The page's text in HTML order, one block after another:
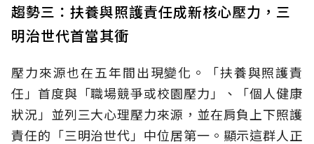
趨勢三：扶養與照護責任成新核心壓力，三
明治世代首當其衝
壓力來源也在五年間出現變化。「扶養與照護責
任」首度與「職場競爭或校園壓力」、「個人健康
狀況」並列三大心理壓力來源，並在肩負上下照護
責任的「三明治世代」中位居第一。顯示這群人正